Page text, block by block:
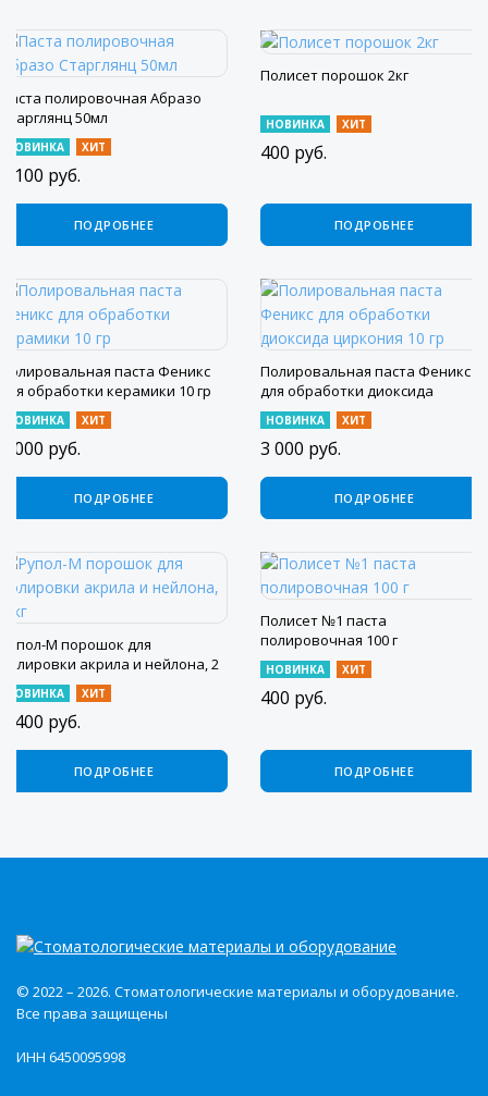
Паста полировочная Абразо
Старглянц 50мл
НОВИНКА ХИТ
3 100 руб.
ПОДРОБНЕЕ
Полисет порошок 2кг
НОВИНКА ХИТ
400 руб.
ПОДРОБНЕЕ
Полировальная паста Феникс
для обработки керамики 10 гр
НОВИНКА ХИТ
3 000 руб.
ПОДРОБНЕЕ
Полировальная паста Феникс
для обработки диоксида
циркония 10 гр
НОВИНКА ХИТ
3 000 руб.
ПОДРОБНЕЕ
Рупол-М порошок для
полировки акрила и нейлона, 2
НОВИНКА ХИТ
1 400 руб.
ПОДРОБНЕЕ
Полисет №1 паста
полировочная 100 г
НОВИНКА ХИТ
400 руб.
ПОДРОБНЕЕ
© 2022 – 2026. Стоматологические материалы и оборудование.
Все права защищены
ИНН 6450095998